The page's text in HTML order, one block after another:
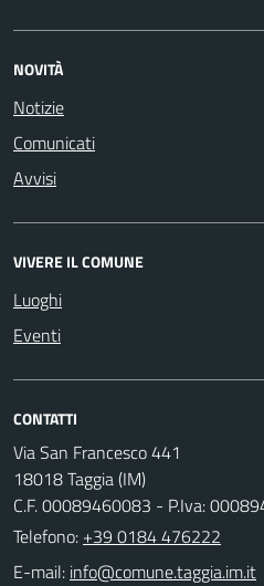
NOVITÀ
Notizie
Comunicati
Avvisi
VIVERE IL COMUNE
Luoghi
Eventi
CONTATTI
Via San Francesco 441
18018 Taggia (IM)
C.F. 00089460083 - P.Iva:
Telefono: +39 0184 476222
E-mail: